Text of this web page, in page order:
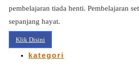
pembelajaran tiada henti. Pembelajaran
sepanjang hayat.
Klik Disini
kategori